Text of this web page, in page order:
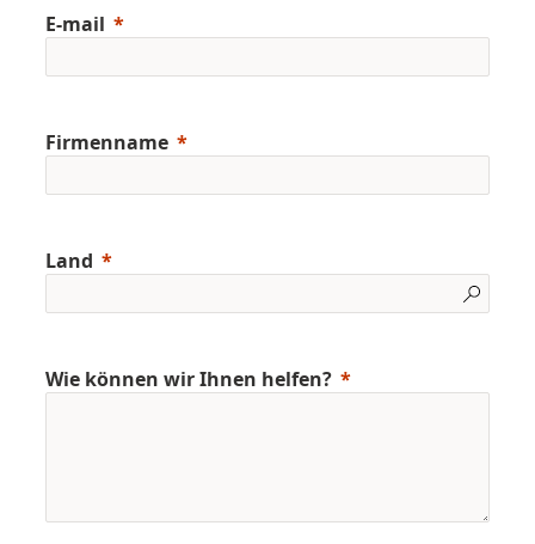
E-mail
Firmenname
Land
Wie können wir Ihnen helfen?